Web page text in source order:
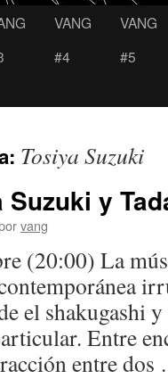
VANG
#4
VANG
#5
Tosiya Suzuki
Suzuki y
vang
(20:00) La
el shakugashi
Entre
entre